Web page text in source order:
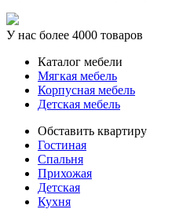
У нас более 4000 товаров
Каталог мебели
Мягкая мебель
Корпусная мебель
Детская мебель
Обставить квартиру
Гостиная
Спальня
Прихожая
Детская
Кухня